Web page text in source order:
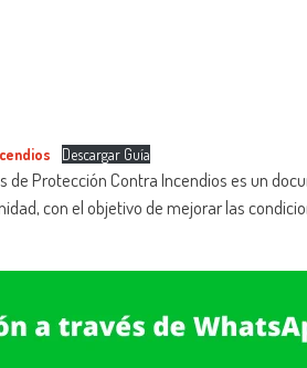
Descargar Guía
de Protección Contra Incendios es un
con el objetivo de mejorar las